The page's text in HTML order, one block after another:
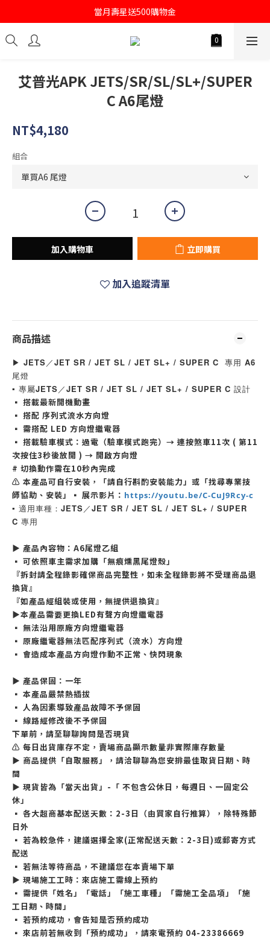
註冊會員即送購物金100
當月壽星送500購物金
註冊會員即送購物金100
艾普光APK JETS/SR/SL/SL+/SUPER
C A6尾燈
NT$4,180
組合
加入購物車 立即購買
加入追蹤清單
商品描述
▶ JETS／JET SR / JET SL / JET SL+ / SUPER C 專用 A6
尾燈
▪ 專屬JETS／JET SR / JET SL / JET SL+ / SUPER C 設計
▪ 搭載最新開機動畫
▪ 搭配 序列式流水方向燈
▪ 需搭配 LED 方向燈繼電器
▪ 搭載驗車模式：過電（驗車模式跑完）→ 連按煞車11次 ( 第11
次按住3秒後放開 ) → 開啟方向燈
# 切換動作需在10秒內完成
⚠ 本產品可自行安裝，「請自行斟酌安裝能力」或「找尋專業技
師協助、安裝」
▪ 展示影片： https://youtu.be/C-CuJ9Rcy-c
▪ 適用車種：JETS／JET SR / JET SL / JET SL+ / SUPER
C 專用
▶ 產品內容物：A6尾燈乙組
▪ 可依照車主需求加購「無痕燻黑尾燈殼」
『拆封請全程錄影確保商品完整性，如未全程錄影將不受理商品退
換貨』
『如產品經組裝或使用，無提供退換貨』
▶本產品需要更換LED有聲方向燈繼電器
▪ 無法沿用原廠方向燈繼電器
▪ 原廠繼電器無法匹配序列式（流水）方向燈
▪ 會造成本產品方向燈作動不正常、快閃現象
▶ 產品保固：一年
▪ 本產品嚴禁熱插拔
▪ 人為因素導致產品故障不予保固
▪ 線路經修改後不予保固
下單前，請至聊聊詢問是否現貨
⚠ 每日出貨庫存不定，賣場商品顯示數量非實際庫存數量
▶ 商品提供「自取服務」，請洽聊聊為您安排最佳取貨日期、時
間
▶ 現貨皆為「當天出貨」-「 不包含公休日，每週日、一固定公
休」
▪ 各大超商基本配送天數：2-3日（由買家自行推算），除特殊節
日外
▪ 若為較急件，建議選擇全家(正常配送天數：2-3日)或郵寄方式
配送
▪ 若無法等待商品，不建議您在本賣場下單
▶ 現場施工工時：來店施工需線上預約
▪ 需提供「姓名」「電話」「施工車種」「需施工全品項」「施
工日期、時間」
▪ 若預約成功，會告知是否預約成功
▪ 來店前若無收到「預約成功」，請來電預約 04-23386669